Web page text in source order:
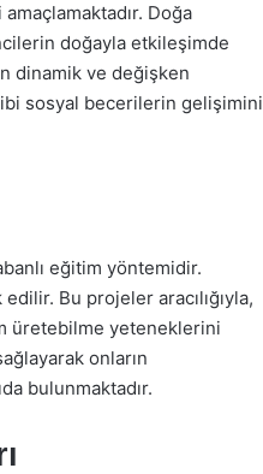
Doğa
doğayla etkileşimde
dinamik ve değişken
sosyal becerilerin gelişimini
eğitim yöntemidir.
Bu projeler aracılığıyla,
üretebilme yeteneklerini
onların
bulunmaktadır.